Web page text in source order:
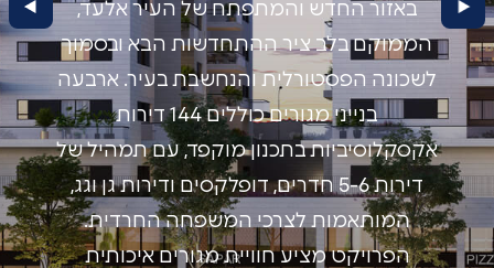
באזור החדש והמתפתח של העיר אלעד,
הממוקם בלב ציר ההתחדשות הבא ובסמוך
לשכונה הפסטורלית והנחשבת בעיר. ארבעה
בנייני מגורים כוללים 144 דירות
אקסקלוסיביות בתכנון מוקפד, עם תמהיל של
דירות 5-6 חדרים, דופלקסים ודירות גן וגג,
המותאמות לצרכי המשפחה החרדית.
הפרויקט מציע חוויית מגורים איכותית